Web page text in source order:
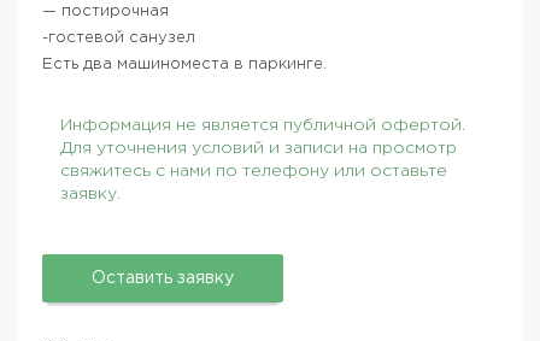
— постирочная
-гостевой санузел
Есть два машиноместа в паркинге.
Информация не является публичной офертой.
Для уточнения условий и записи на просмотр
свяжитесь с нами по телефону или оставьте
заявку.
Оставить заявку